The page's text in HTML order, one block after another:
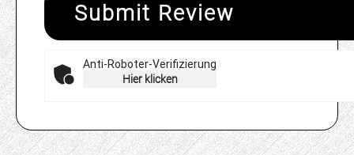
Submit Review
Anti-Roboter-Verifizierung
Hier klicken